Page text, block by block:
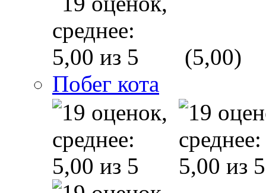
(5,00)
Побег кота